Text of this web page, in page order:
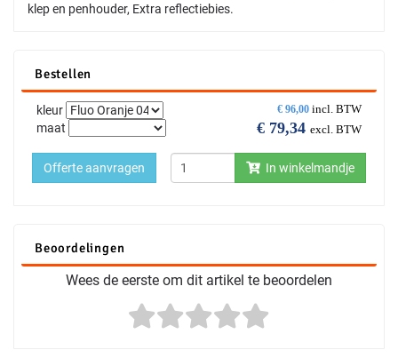
klep en penhouder, Extra reflectiebies.
Bestellen
€ 96,00 incl. BTW
€ 79,34 excl. BTW
kleur
maat
In winkelmandje
Offerte aanvragen
Beoordelingen
Wees de eerste om dit artikel te beoordelen